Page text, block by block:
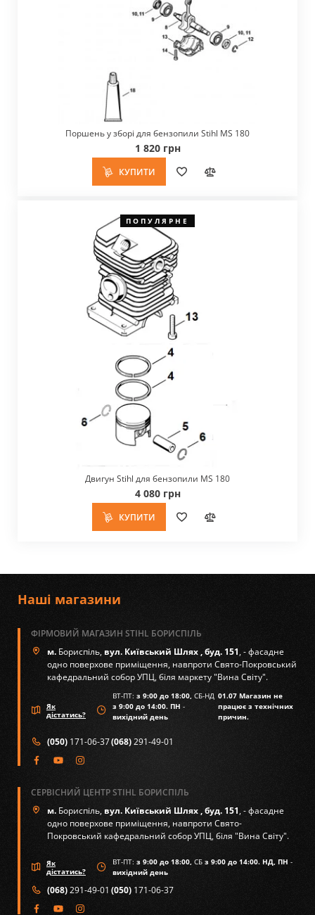
Поршень у зборі для бензопили Stihl MS 180
1 820 грн
КУПИТИ
ПОПУЛЯРНЕ
Двигун Stihl для бензопили MS 180
4 080 грн
КУПИТИ
Наші магазини
ФІРМОВИЙ МАГАЗИН STIHL БОРИСПІЛЬ
м. Бориспіль,вул. Київський Шлях , буд. 151, - фасадне
одно поверхове приміщення, навпроти Свято-Покровський
кафедральний собор УПЦ, біля маркету "Вина Світу".
Як
дістатись?
ВТ-ПТ: з 9:00 до 18:00, СБ-НД
з 9:00 до 14:00. ПН -
вихідний день
01.07 Магазин не
працює з технічних
причин.
(050) 171-06-37(068)291-49-01
СЕРВІСНИЙ ЦЕНТР STIHL БОРИСПІЛЬ
м. Бориспіль,вул. Київський Шлях , буд. 151, - фасадне
одно поверхове приміщення, навпроти Свято-
Покровський кафедральний собор УПЦ, біля "Вина Світу".
Як
дістатись?
ВТ-ПТ: з 9:00 до 18:00, СБ з 9:00 до 14:00. НД, ПН -
вихідний день
(068)291-49-01 (050) 171-06-37